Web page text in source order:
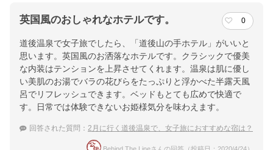
英国風のおしゃれなホテルです。 0
道後温泉で女子旅でしたら、「道後山の手ホテル」がいいと
思います。英国風のお洒落なホテルです。クラシックで優美
な内装はテンションを上昇させてくれます。温泉は肌に優し
い美肌のお湯でバラの花びらをたっぷりと浮かべた半露天風
呂でリフレッシュできます。ベッドもとても広めで快適で
す。日常では体験できないお姫様気分を味わえます。
回答された質問： 2月に行く道後温泉で、女子旅におすすめな宿は？